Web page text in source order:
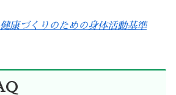
康づくりのための身体活動基準